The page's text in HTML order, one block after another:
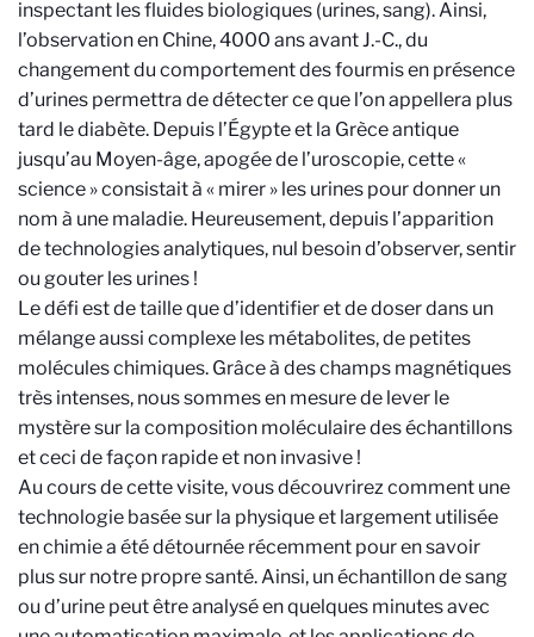
inspectant les fluides biologiques (urines, sang). Ainsi,
l’observation en Chine, 4000 ans avant J.-C., du
changement du comportement des fourmis en présence
d’urines permettra de détecter ce que l’on appellera plus
tard le diabète. Depuis l’Égypte et la Grèce antique
jusqu’au Moyen-âge, apogée de l’uroscopie, cette «
science » consistait à « mirer » les urines pour donner un
nom à une maladie. Heureusement, depuis l’apparition
de technologies analytiques, nul besoin d’observer, sentir
ou gouter les urines !
Le défi est de taille que d’identifier et de doser dans un
mélange aussi complexe les métabolites, de petites
molécules chimiques. Grâce à des champs magnétiques
très intenses, nous sommes en mesure de lever le
mystère sur la composition moléculaire des échantillons
et ceci de façon rapide et non invasive !
Au cours de cette visite, vous découvrirez comment une
technologie basée sur la physique et largement utilisée
en chimie a été détournée récemment pour en savoir
plus sur notre propre santé. Ainsi, un échantillon de sang
ou d’urine peut être analysé en quelques minutes avec